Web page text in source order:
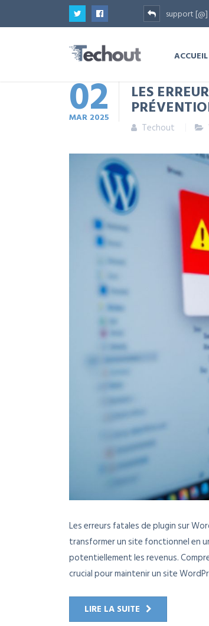
support
ACCUEIL
02
MAR 2025
LES
Techout
Les erreurs fatales de plugin sur
transformer un site fonctionnel en
potentiellement les revenus.
crucial pour maintenir un site
LIRE LA SUITE